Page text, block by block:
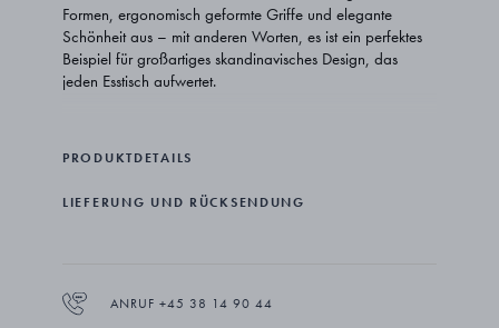
Formen, ergonomisch geformte Griffe und elegante
Schönheit aus – mit anderen Worten, es ist ein perfektes
Beispiel für großartiges skandinavisches Design, das
jeden Esstisch aufwertet.
Vivianna Torun Bülow-Hübe, ist sowohl für ihren
funktionale Designarbeit bekannt. Das Besteck spiegelt
aus Edelstahl gefertigt und haben ein mattes Finish, das
PRODUKTDETAILS
LIEFERUNG UND RÜCKSENDUNG
ANRUF +45 38 14 90 44